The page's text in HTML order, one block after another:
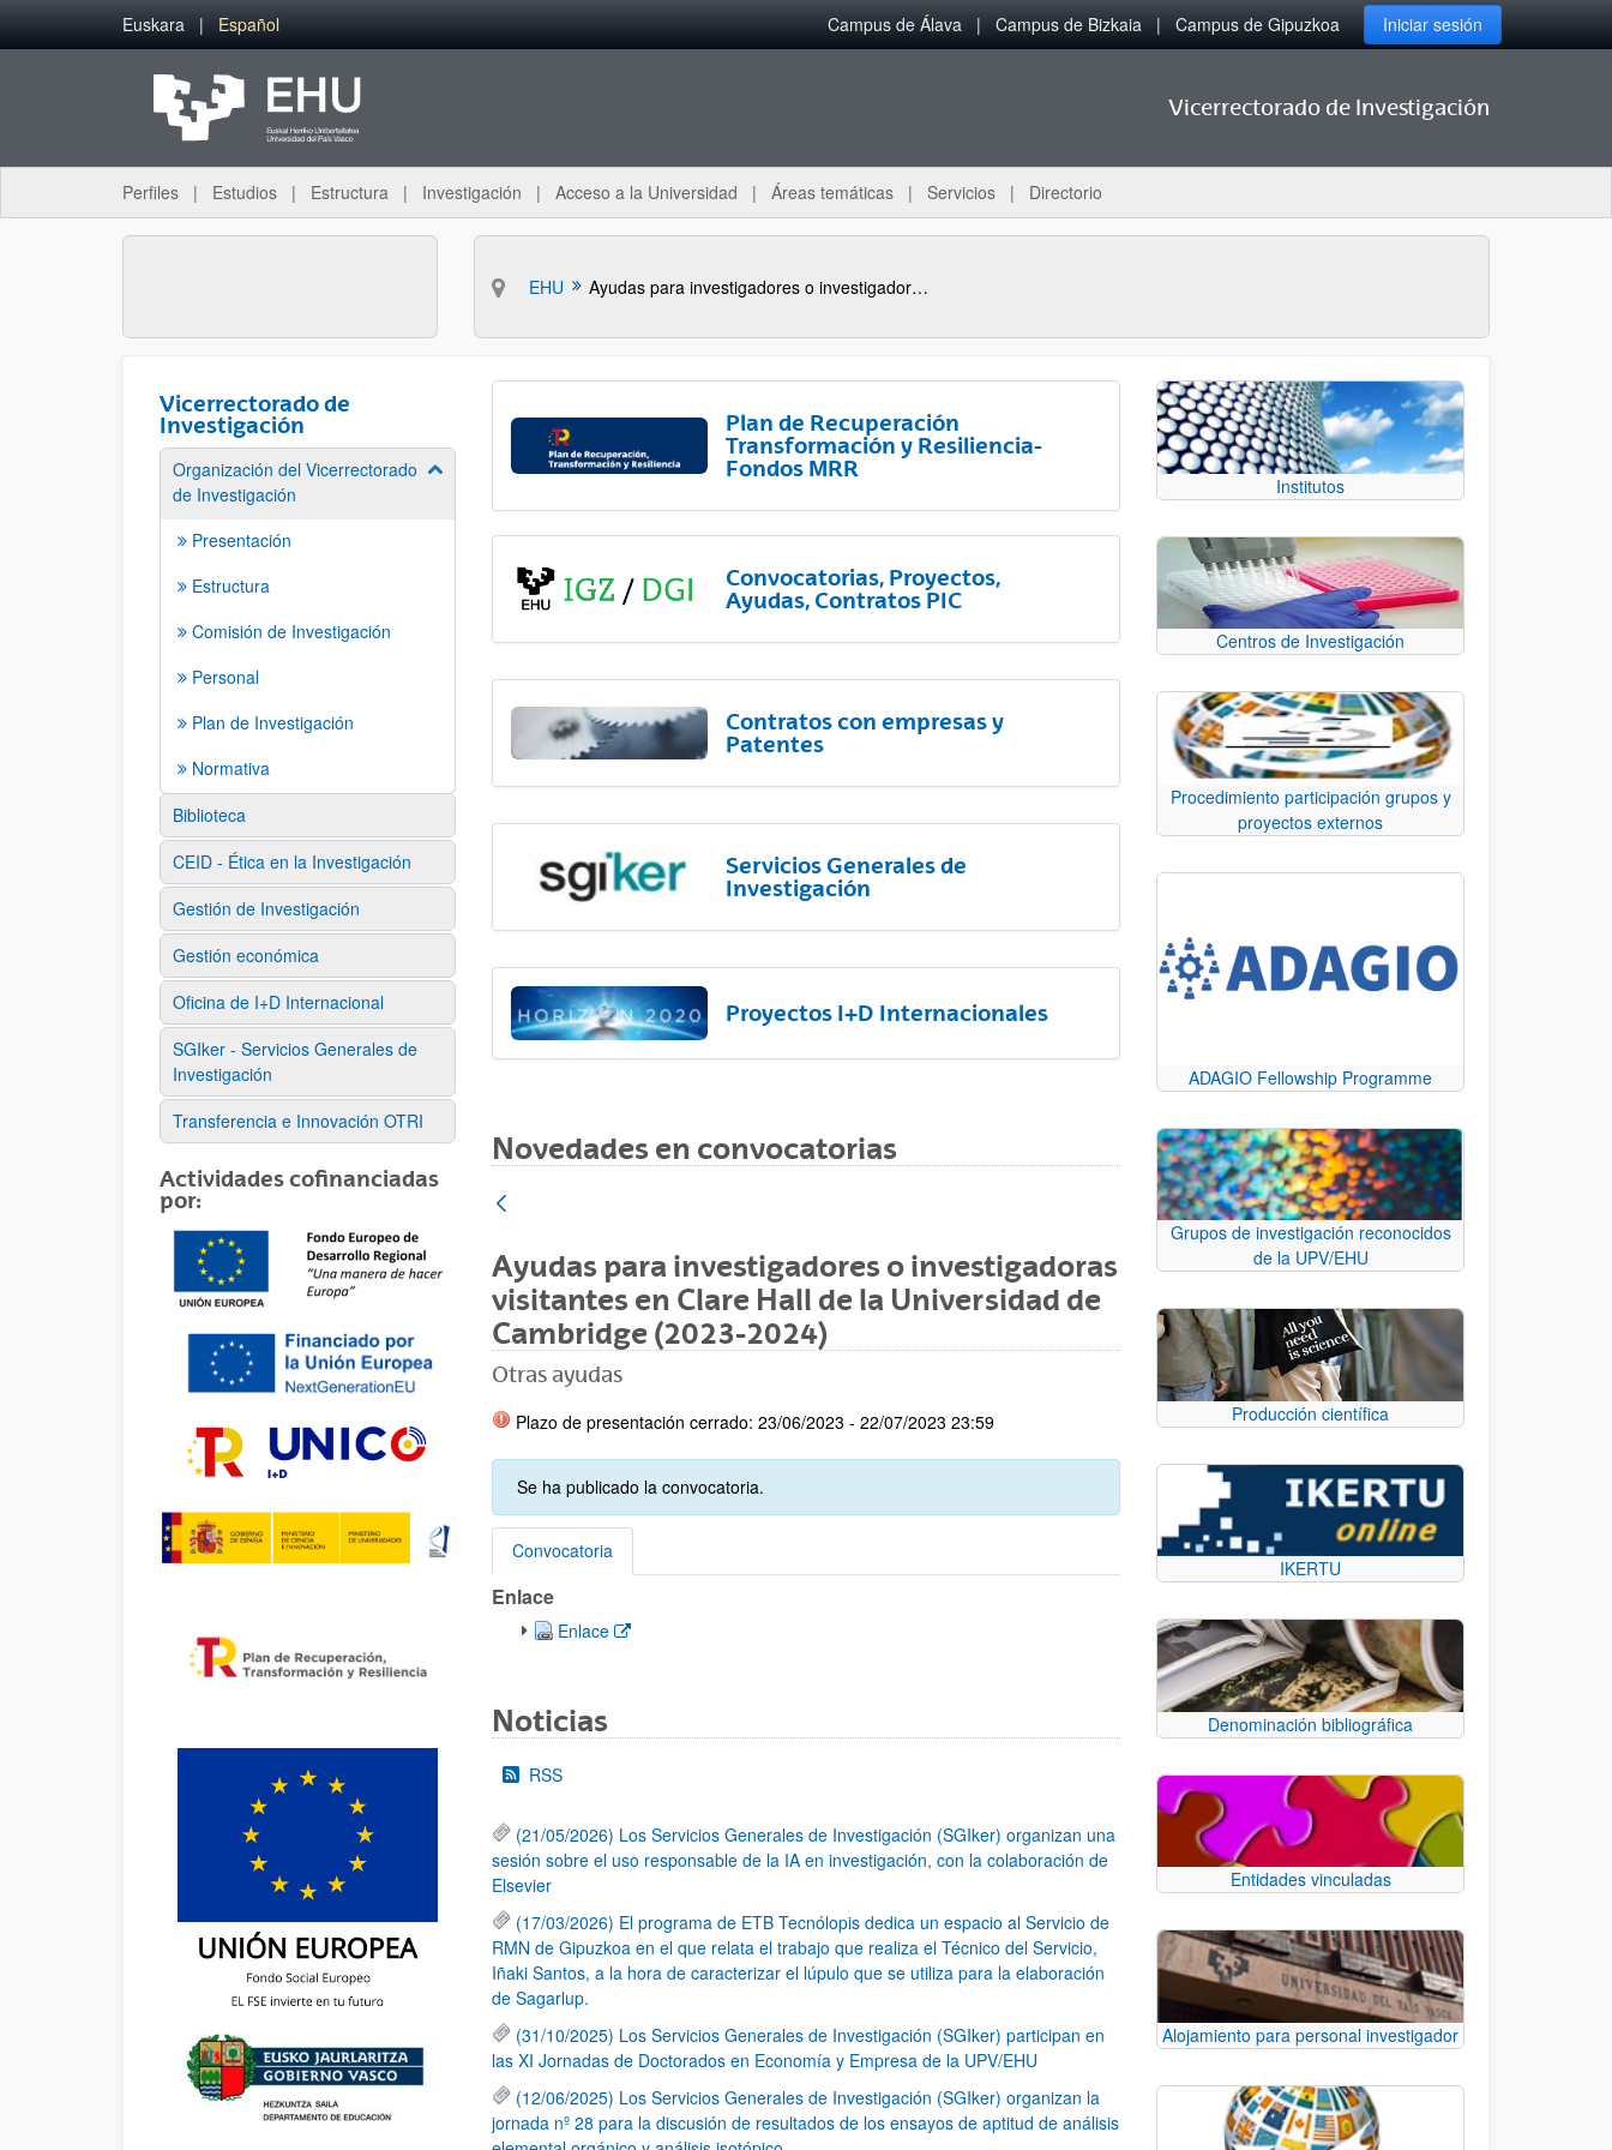
Saltar al contenido principal
Euskara Español Campus de Álava Campus de Bizkaia Campus de Gipuzkoa Iniciar sesión
Vicerrectorado de Investigación
Perfiles Estudios Estructura Investigación Acceso a la Universidad Áreas temáticas Servicios Directorio
EHU Ayudas para investigadores o investigadoras visitantes en Clare Hall de la Universidad de Cambridge (2023-2024)
Vicerrectorado de
Investigación
Organización del Vicerrectorado
de Investigación
Mostrar/ocultar subpáginas
Presentación
Estructura
Comisión de Investigación
Personal
Plan de Investigación
Normativa
Biblioteca
CEID - Ética en la Investigación
Gestión de Investigación
Gestión económica
Oficina de I+D Internacional
SGIker - Servicios Generales de
Investigación
Transferencia e Innovación OTRI
Actividades cofinanciadas
por:
Plan de Recuperación
Transformación y Resiliencia-
Fondos MRR
Convocatorias, Proyectos,
Ayudas, Contratos PIC
Contratos con empresas y
Patentes
Servicios Generales de
Investigación
Proyectos I+D Internacionales
Novedades en convocatorias
Ayudas para investigadores o investigadoras
visitantes en Clare Hall de la Universidad de
Cambridge (2023-2024)
Otras ayudas
Plazo de presentación cerrado: 23/06/2023 - 22/07/2023 23:59
Se ha publicado la convocatoria.
Convocatoria
Convocatoria
Enlace
(Abre una nueva ventana)
Enlace
Noticias
RSS
(21/05/2026) Los Servicios Generales de Investigación (SGIker) organizan una
sesión sobre el uso responsable de la IA en investigación, con la colaboración de
Elsevier
(17/03/2026) El programa de ETB Tecnólopis dedica un espacio al Servicio de
RMN de Gipuzkoa en el que relata el trabajo que realiza el Técnico del Servicio,
Iñaki Santos, a la hora de caracterizar el lúpulo que se utiliza para la elaboración
de Sagarlup.
(31/10/2025) Los Servicios Generales de Investigación (SGIker) participan en
las XI Jornadas de Doctorados en Economía y Empresa de la UPV/EHU
(12/06/2025) Los Servicios Generales de Investigación (SGIker) organizan la
jornada nº 28 para la discusión de resultados de los ensayos de aptitud de análisis
Institutos
Centros de Investigación
Procedimiento participación grupos y
proyectos externos
ADAGIO Fellowship Programme
Grupos de investigación reconocidos
de la UPV/EHU
Producción científica
IKERTU
Denominación bibliográfica
Entidades vinculadas
Alojamiento para personal investigador